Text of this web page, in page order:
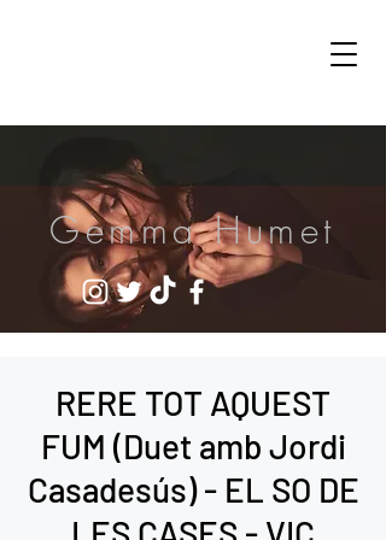
Gemma Humet
RERE TOT AQUEST
FUM (Duet amb Jordi
Casadesús) - EL SO DE